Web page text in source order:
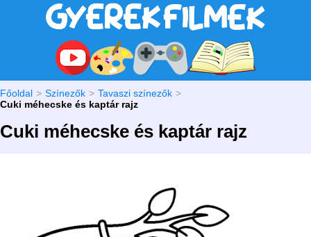
Főoldal Színezők
Tavaszi színezők
Cuki méhecske és kaptár rajz
Cuki méhecske és kaptár rajz